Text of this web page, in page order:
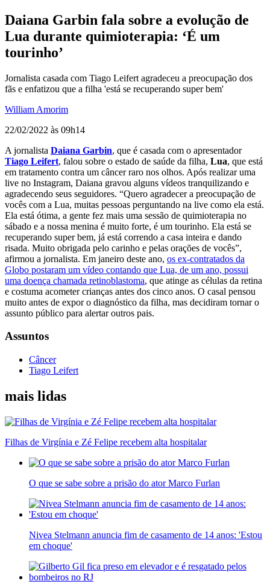
Daiana Garbin fala sobre a evolução de
Lua durante quimioterapia: ‘É um
tourinho’
Jornalista casada com Tiago Leifert agradeceu a preocupação dos
fãs e enfatizou que a filha 'está se recuperando super bem'
William Amorim
22/02/2022 às 09h14
A jornalista Daiana Garbin, que é casada com o apresentador
Tiago Leifert, falou sobre o estado de saúde da filha, Lua, que está
em tratamento contra um câncer raro nos olhos. Após realizar uma
live no Instagram, Daiana gravou alguns vídeos tranquilizando e
agradecendo seus seguidores. “Quero agradecer a preocupação de
vocês com a Lua, muitas pessoas perguntando na live como ela está.
Ela está ótima, a gente fez mais uma sessão de quimioterapia no
sábado e a nossa menina é muito forte, é um tourinho. Ela está se
recuperando super bem, já está correndo a casa inteira e dando
risada. Muito obrigada pelo carinho e pelas orações de vocês”,
afirmou a jornalista. Em janeiro deste ano, os ex-contratados da
Globo postaram um vídeo contando que Lua, de um ano, possui
uma doença chamada retinoblastoma, que atinge as células da retina
e costuma acometer crianças antes dos cinco anos. O casal pensou
muito antes de expor o diagnóstico da filha, mas decidiram tornar o
assunto público para alertar outros pais.
Assuntos
Câncer
Tiago Leifert
mais lidas
Filhas de Virgínia e Zé Felipe recebem alta hospitalar
O que se sabe sobre a prisão do ator Marco Furlan
Nivea Stelmann anuncia fim de casamento de 14 anos: 'Estou
em choque'